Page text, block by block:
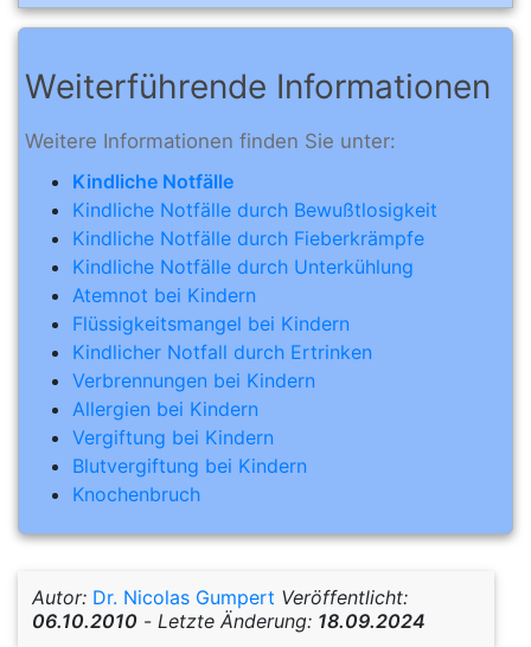
Weiterführende Informationen
Weitere Informationen finden Sie unter:
Kindliche Notfälle
Kindliche Notfälle durch Bewußtlosigkeit
Kindliche Notfälle durch Fieberkrämpfe
Kindliche Notfälle durch Unterkühlung
Atemnot bei Kindern
Flüssigkeitsmangel bei Kindern
Kindlicher Notfall durch Ertrinken
Verbrennungen bei Kindern
Allergien bei Kindern
Vergiftung bei Kindern
Blutvergiftung bei Kindern
Knochenbruch
Autor: Dr. Nicolas Gumpert Veröffentlicht:
06.10.2010 - Letzte Änderung: 18.09.2024